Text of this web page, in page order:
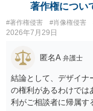
著作権につい
#著作権侵害 #肖像権侵害
2026年7月29日
匿名A 弁護士
結論として、デザイナ
の権利があるわけでは
利がご相談者に帰属す